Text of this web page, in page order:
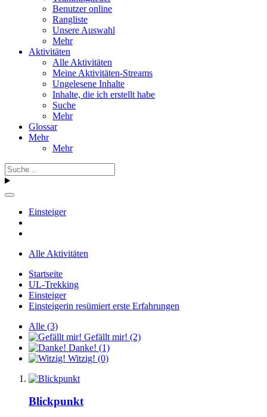
Benutzer online
Rangliste
Unsere Auswahl
Mehr
Aktivitäten
Alle Aktivitäten
Meine Aktivitäten-Streams
Ungelesene Inhalte
Inhalte, die ich erstellt habe
Suche
Mehr
Glossar
Mehr
Mehr
Einsteiger
Alle Aktivitäten
Startseite
UL-Trekking
Einsteiger
Einsteigerin resümiert erste Erfahrungen
Alle (3)
Gefällt mir! (2)
Danke! (1)
Witzig! (0)
Blickpunkt